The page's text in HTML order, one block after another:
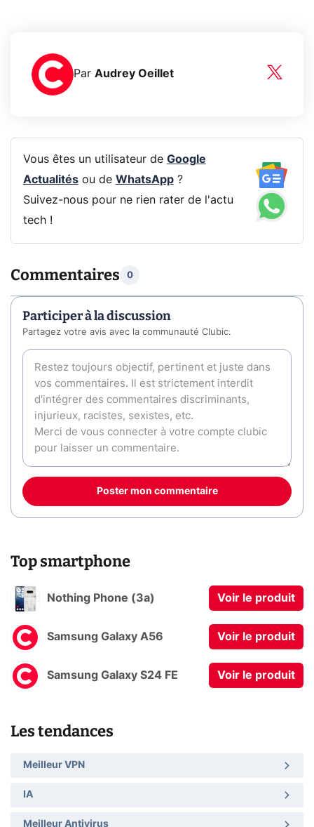
Par Audrey Oeillet
Vous êtes un utilisateur de Google
Actualitésou de WhatsApp?
Suivez-nous pour ne rien rater de l'actu
tech !
Commentaires 0
Participer à la discussion
Partagez votre avis avec la communauté Clubic.
Poster mon commentaire
Top smartphone
Nothing Phone (3a) Voir le produit
Samsung Galaxy A56 Voir le produit
Samsung Galaxy S24 FE Voir le produit
Les tendances
Meilleur VPN
IA
Meilleur Antivirus